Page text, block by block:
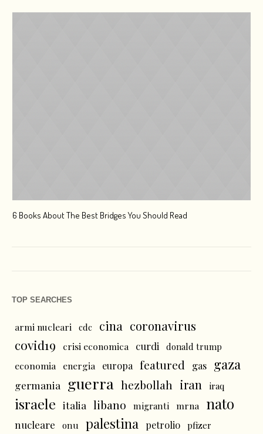
6 Books About The Best Bridges You Should Read
TOP SEARCHES
armi nucleari cdc cina coronavirus
covid19 crisi economica curdi donald trump
economia energia europa featured gas gaza
germania guerra hezbollah iran iraq
israele italia libano migranti mrna nato
nucleare onu palestina petrolio pfizer